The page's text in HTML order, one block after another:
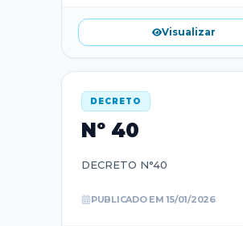
Visualizar
DECRETO
Nº 40
DECRETO N°40
PUBLICADO EM15/01/2026